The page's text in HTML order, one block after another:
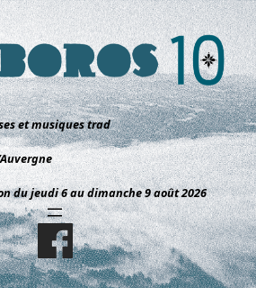
et musiques trad
du jeudi 6 au dimanche 9 août 2026